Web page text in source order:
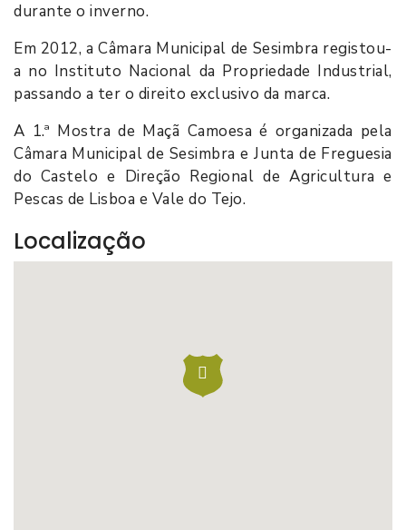
durante o inverno.
Em 2012, a Câmara Municipal de Sesimbra registou-
a no Instituto Nacional da Propriedade Industrial,
passando a ter o direito exclusivo da marca.
A 1.ª Mostra de Maçã Camoesa é organizada pela
Câmara Municipal de Sesimbra e Junta de Freguesia
do Castelo e Direção Regional de Agricultura e
Pescas de Lisboa e Vale do Tejo.
Localização